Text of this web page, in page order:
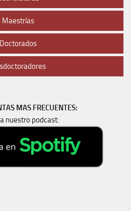
Maestrías
Doctorados
MAS FRECUENTES:
nuestro podcast: